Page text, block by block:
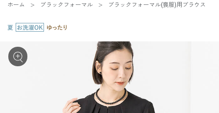
ホーム ブラックフォーマル ブラックフォーマル(喪服)用ブラウス